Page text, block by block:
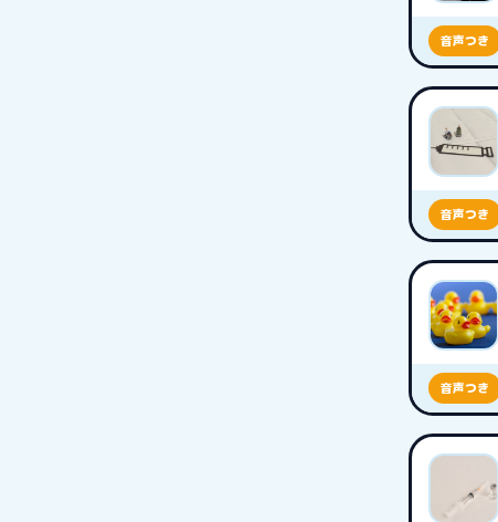
音声つき
音声つき
音声つき